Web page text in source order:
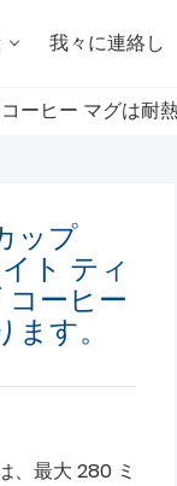
我々に連絡し
ヒー マグは耐
ップ
ト ティ
ーヒー
す。
、最大 280 ミ